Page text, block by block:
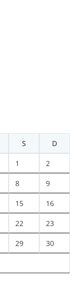
S D
1 2
8 9
15 16
22 23
29 30